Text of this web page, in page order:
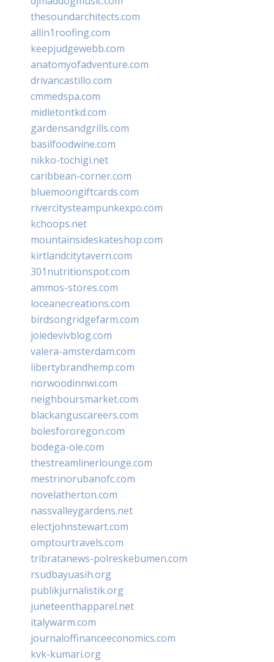
thesoundarchitects.com
allin1roofing.com
keepjudgewebb.com
anatomyofadventure.com
drivancastillo.com
cmmedspa.com
midletontkd.com
gardensandgrills.com
basilfoodwine.com
nikko-tochigi.net
caribbean-corner.com
bluemoongiftcards.com
rivercitysteampunkexpo.com
kchoops.net
mountainsideskateshop.com
kirtlandcitytavern.com
301nutritionspot.com
ammos-stores.com
loceanecreations.com
birdsongridgefarm.com
joiedevivblog.com
valera-amsterdam.com
libertybrandhemp.com
norwoodinnwi.com
neighboursmarket.com
blackanguscareers.com
bolesfororegon.com
bodega-ole.com
thestreamlinerlounge.com
mestrinorubanofc.com
novelatherton.com
nassvalleygardens.net
electjohnstewart.com
omptourtravels.com
tribratanews-polreskebumen.com
rsudbayuasih.org
publikjurnalistik.org
juneteenthapparel.net
italywarm.com
journaloffinanceeconomics.com
kvk-kumari.org